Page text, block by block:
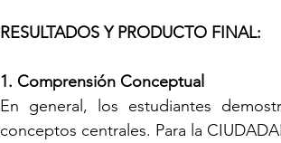
RESULTADOS Y PRODUCTO FINAL:
1. Comprensión Conceptual
En general, los estudiantes
conceptos centrales. Para la